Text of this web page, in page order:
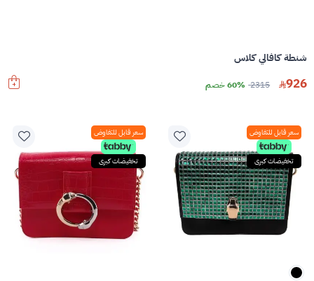
شنطة كافالي كلاس
926
2315 60% خصم
سعر قابل للتفاوض
تخفيضات كبرى
سعر قابل للتفاوض
تخفيضات كبرى